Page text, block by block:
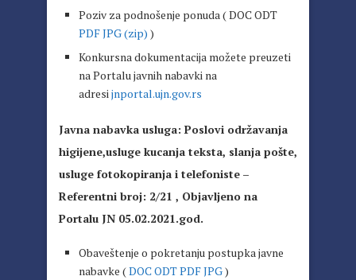
Poziv za podnošenje ponuda ( DOC ODT
PDFJPG (zip) )
Konkursna dokumentacija možete preuzeti
na Portalu javnih nabavki na
adresijnportal.ujn.gov.rs
Javna nabavka usluga: Poslovi održavanja
higijene,usluge kucanja teksta, slanja pošte,
usluge fotokopiranja i telefoniste –
Referentni broj: 2/21 , Objavljeno na
Portalu JN 05.02.2021.god.
Obaveštenje o pokretanju postupka javne
nabavke (DOCODTPDFJPG)